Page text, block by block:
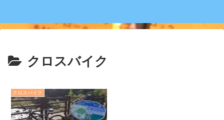
クロスバイク
クロスバイク